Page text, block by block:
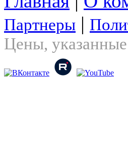
Партнеры |
Цены,